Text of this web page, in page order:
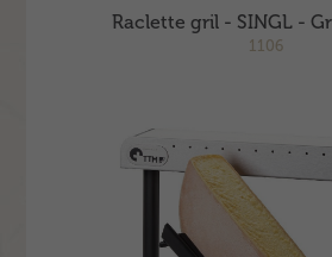
Raclette gril - SINGL -
1106